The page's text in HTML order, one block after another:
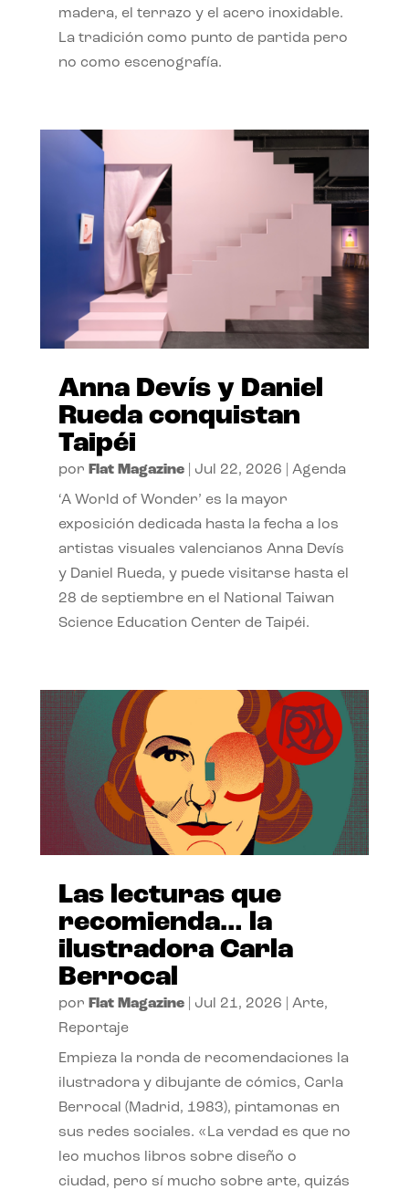
madera, el terrazo y el acero inoxidable.
La tradición como punto de partida pero
no como escenografía.
Anna Devís y Daniel
Rueda conquistan
Taipéi
por Flat Magazine| Jul 22, 2026 Agenda
‘A World of Wonder’ es la mayor
exposición dedicada hasta la fecha a los
artistas visuales valencianos Anna Devís
y Daniel Rueda, y puede visitarse hasta el
28 de septiembre en el National Taiwan
Science Education Center de Taipéi.
Las lecturas que
recomienda… la
ilustradora Carla
Berrocal
por Flat Magazine| Jul 21, 2026 Arte,
Reportaje
Empieza la ronda de recomendaciones la
ilustradora y dibujante de cómics, Carla
Berrocal (Madrid, 1983), pintamonas en
sus redes sociales. «La verdad es que no
leo muchos libros sobre diseño o
ciudad, pero sí mucho sobre arte, quizás